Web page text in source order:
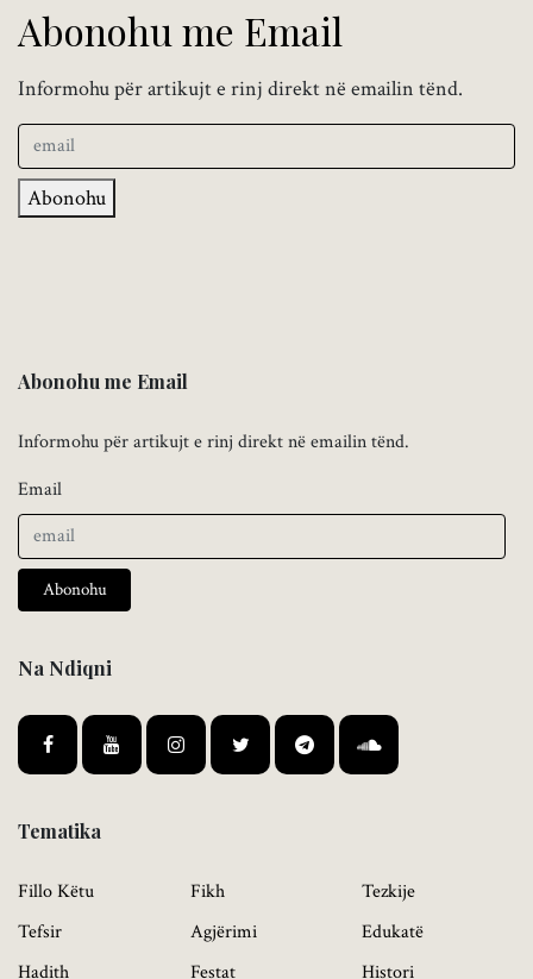
Abonohu me Email
Informohu për artikujt e rinj direkt në emailin tënd.
Abonohu
Abonohu me Email
Informohu për artikujt e rinj direkt në emailin tënd.
Email
Abonohu
Na Ndiqni
Tematika
Fillo Këtu
Tefsir
Hadith
Fikh
Agjërimi
Festat
Tezkije
Edukatë
Histori